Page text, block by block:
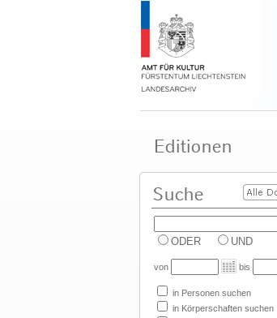
ODER UND
von bis
in Personen suchen
in Körperschaften suchen